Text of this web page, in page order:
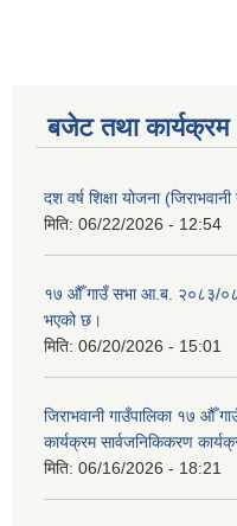
बजेट तथा कार्यक्रम
दश वर्ष शिक्षा योजना (जिराभवानी
मिति: 06/22/2026 - 12:54
१७ औँ गाउँ सभा आ.ब. २०८३/
भएको छ।
मिति: 06/20/2026 - 15:01
जिराभवानी गाउँपालिका १७ औँ
कार्यक्रम सार्वजनिकिकरण
मिति: 06/16/2026 - 18:21